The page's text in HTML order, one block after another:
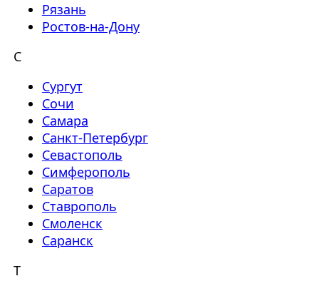
Рязань
Ростов-на-Дону
С
Сургут
Сочи
Самара
Санкт-Петербург
Севастополь
Симферополь
Саратов
Ставрополь
Смоленск
Саранск
Т